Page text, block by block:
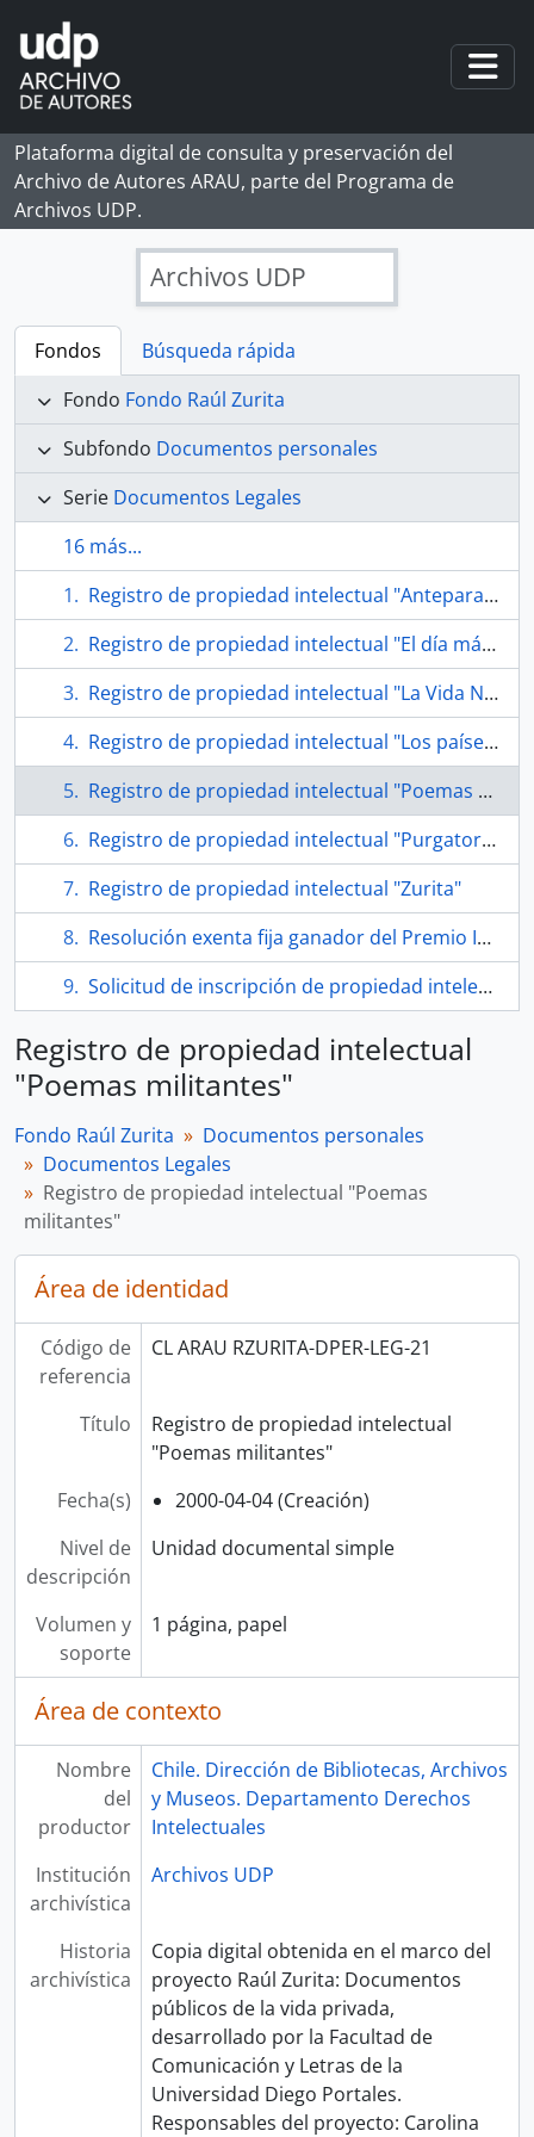
Skip to main content
Plataforma digital de consulta y preservación del
Archivo de Autores ARAU, parte del Programa de
Archivos UDP.
Archivos UDP
Fondos
Búsqueda rápida
Fondo Fondo Raúl Zurita
Subfondo Documentos personales
Serie Documentos Legales
16 más...
Registro de propiedad intelectual "Anteparaíso"
Registro de propiedad intelectual "El día más blanco"
Registro de propiedad intelectual "La Vida Nueva"
Registro de propiedad intelectual "Los países muertos"
Registro de propiedad intelectual "Poemas militantes"
Registro de propiedad intelectual "Purgatorio"
Registro de propiedad intelectual "Zurita"
Resolución exenta fija ganador del Premio Iberoamericano de Poesía "Pablo Neruda" 2016
Solicitud de inscripción de propiedad intelectual "Canto a su amor desaparecido"
Registro de propiedad intelectual
"Poemas militantes"
Fondo Raúl Zurita
Documentos personales
Documentos Legales
Registro de propiedad intelectual "Poemas
militantes"
Área de identidad
Código de
referencia
CL ARAU RZURITA-DPER-LEG-21
Título
Registro de propiedad intelectual
"Poemas militantes"
Fecha(s)
2000-04-04 (Creación)
Nivel de
descripción
Unidad documental simple
Volumen y
soporte
1 página, papel
Área de contexto
Nombre
del
productor
Chile. Dirección de Bibliotecas, Archivos
y Museos. Departamento Derechos
Intelectuales
Institución
archivística
Archivos UDP
Historia
archivística
Copia digital obtenida en el marco del
proyecto Raúl Zurita: Documentos
públicos de la vida privada,
desarrollado por la Facultad de
Comunicación y Letras de la
Universidad Diego Portales.
Responsables del proyecto: Carolina